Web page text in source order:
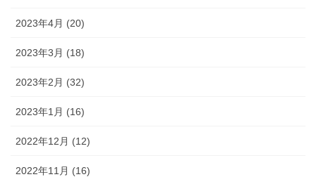
2023年4月 (20)
2023年3月 (18)
2023年2月 (32)
2023年1月 (16)
2022年12月 (12)
2022年11月 (16)